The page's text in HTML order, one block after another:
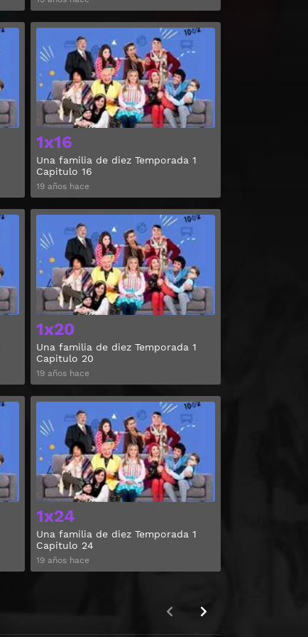
1x16
Una familia de diez Temporada 1
Capitulo 16
19 años hace
1x20
Una familia de diez Temporada 1
Capitulo 20
19 años hace
1x24
Una familia de diez Temporada 1
Capitulo 24
19 años hace